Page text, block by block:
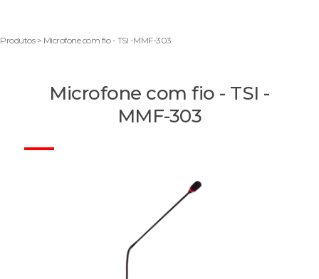
Produtos > Microfone com fio - TSI -MMF-303
Microfone com fio - TSI -
MMF-303